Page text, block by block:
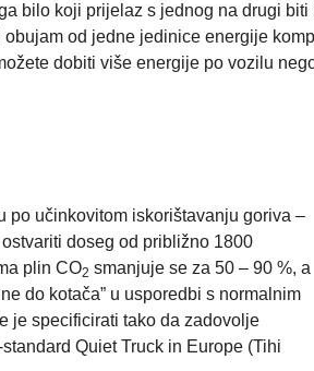
bilo koji prijelaz s jednog na drugi
od jedne jedinice energije
dobiti više energije po vozilu
po učinkovitom iskorištavanju goriva –
doseg od približno 1800
plin CO2 smanjuje se za 50 – 90 %, a
do kotača” u usporedbi s normalnim
je specificirati tako da zadovolje
Quiet Truck in Europe (Tihi